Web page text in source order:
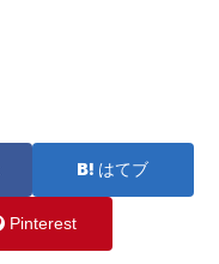
はてブ
Pinterest